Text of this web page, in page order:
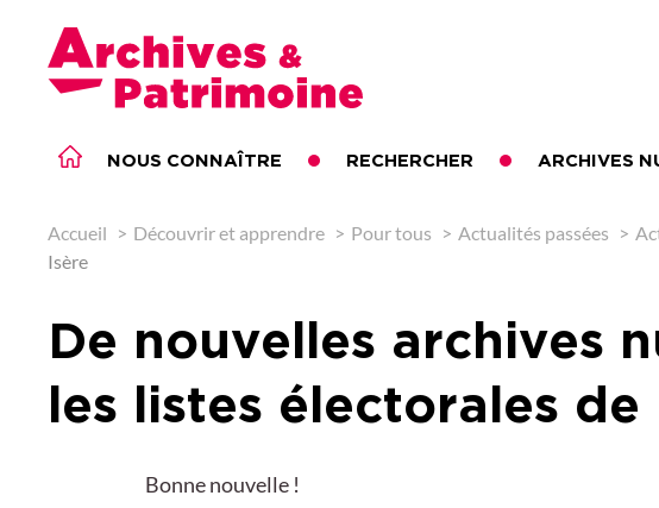
Archives & Patrimoine
NOUS CONNAÎTRE RECHERCHER ARCHIVES
Accueil Découvrir et apprendre Pour tous Actualités passées
Isère
De nouvelles archives
les listes électorales
Bonne nouvelle !